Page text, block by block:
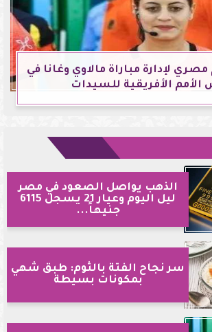
لإدارة مباراة مالاوي وغانا في
الأمم الأفريقية للسيدات
الذهب يواصل الصعود في مصر
ليل اليوم وعيار 21 يسجل 6115
جنيهاً...
سر نجاح الفتة بالثوم: طبق شهي
بمكونات بسيطة